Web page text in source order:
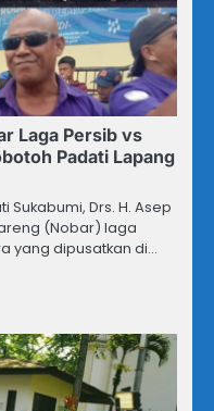
Laga Persib vs
Padati Lapang
Drs. H. Asep
(Nobar) laga
yang dipusatkan di…